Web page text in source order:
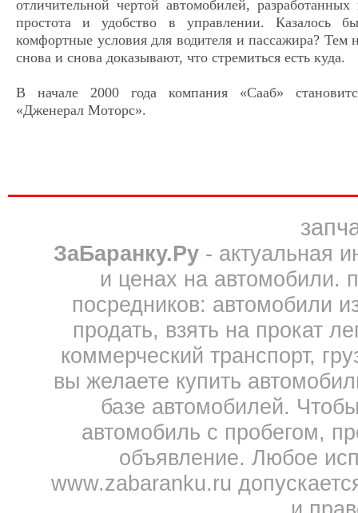
отличительной чертой автомобилей,
простота и удобство в управлении. Казалось
комфортные условия для водителя и пассажира?
снова и снова доказывают, что стремиться есть куда.
В начале 2000 года компания «Сааб»
«Дженерал Моторс».
ЗаБаранку.Ру- актуальная
и ценах на автомобили.
посредников: автомобили
продать, взять на прокат
коммерческий транспорт,
вы желаете купить
базе автомобилей.
автомобиль с пробегом,
объявление. Любое
www.zabaranku.ru